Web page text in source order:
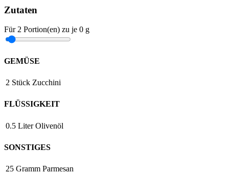
Zutaten
Für 2 Portion(en) zu je 0 g
GEMÜSE
2 Stück Zucchini
FLÜSSIGKEIT
0.5 LiterOlivenöl
SONSTIGES
25 Gramm Parmesan